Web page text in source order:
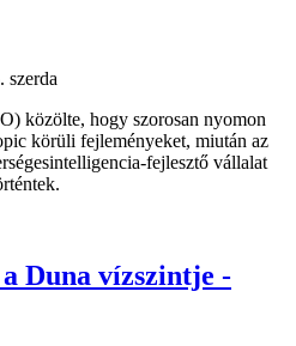
szerda
közölte, hogy szorosan nyomon
körüli fejleményeket, miután az
fejlesztő vállalat
Duna vízszintje -